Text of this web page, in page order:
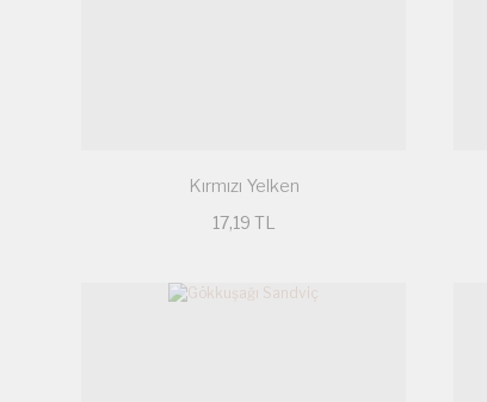
Kırmızı Yelken
17,19 TL